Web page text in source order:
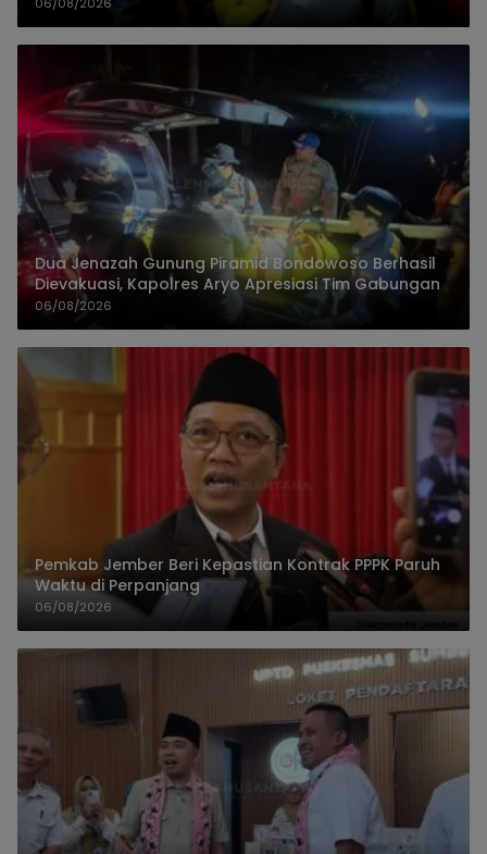
Dua Jenazah Gunung Piramid Bondowoso Berhasil
Dievakuasi, Kapolres Aryo Apresiasi Tim Gabungan
06/08/2026
Pemkab Jember Beri Kepastian Kontrak PPPK Paruh
Waktu di Perpanjang
06/08/2026